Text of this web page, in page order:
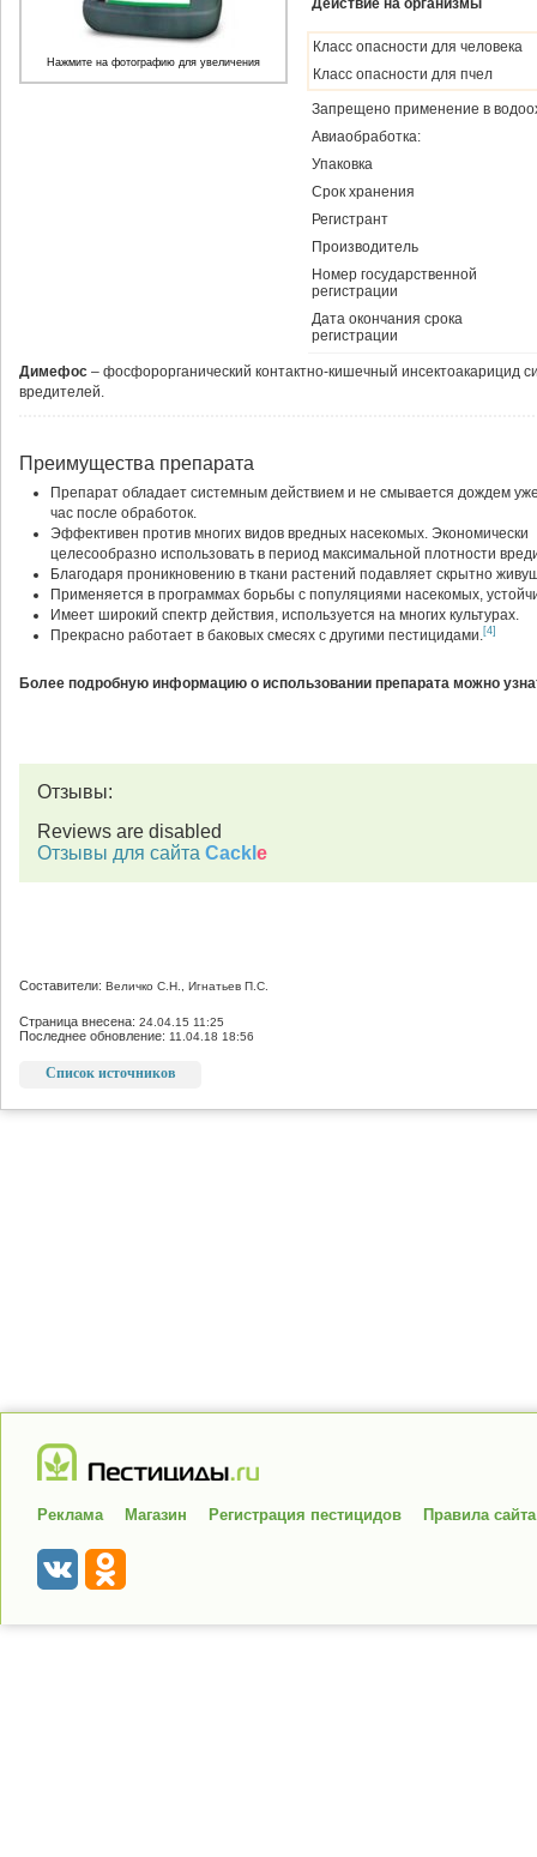
Действие на организмы
Класс опасности для человека
Класс опасности для пчел
Запрещено применение в
Авиаобработка:
Упаковка
Срок хранения
Регистрант
Производитель
Номер государственной
регистрации
Дата окончания срока
регистрации
Нажмите на фотографию для увеличения
Димефос – фосфорорганический контактно-кишечный инсектоакарицид
вредителей.
Преимущества препарата
Препарат обладает системным действием и не смывается дождем
час после обработок.
Эффективен против многих видов вредных насекомых. Экономически
целесообразно использовать в период максимальной плотности
Благодаря проникновению в ткани растений подавляет скрытно
Применяется в программах борьбы с популяциями насекомых,
Имеет широкий спектр действия, используется на многих культурах.
Прекрасно работает в баковых смесях с другими пестицидами.[4]
Более подробную информацию о использовании препарата можно
Отзывы:
Reviews are disabled
Отзывы для сайта Cackl e
Составители: Величко С.Н., Игнатьев П.С.
Страница внесена: 24.04.15 11:25
Последнее обновление: 11.04.18 18:56
Список источников
Реклама Магазин Регистрация пестицидов Правила сайта